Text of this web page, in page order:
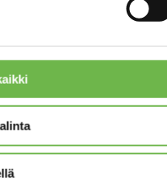
puuvaja. 2014.
puuhella ja kiuas
sivuvinttien eristys,
ilmanpoistoventtiilit
lisäeristys
(puhallusvilla 30